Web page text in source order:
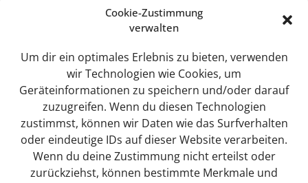
Cookie-Zustimmung
verwalten
Um dir ein optimales Erlebnis zu bieten, verwenden
wir Technologien wie Cookies, um
Geräteinformationen zu speichern und/oder darauf
zuzugreifen. Wenn du diesen Technologien
zustimmst, können wir Daten wie das Surfverhalten
oder eindeutige IDs auf dieser Website verarbeiten.
Wenn du deine Zustimmung nicht erteilst oder
zurückziehst, können bestimmte Merkmale und
Sweet Tec GmbH
Lindhorst 4
19258 Boizenburg
info@sweet-tec.de